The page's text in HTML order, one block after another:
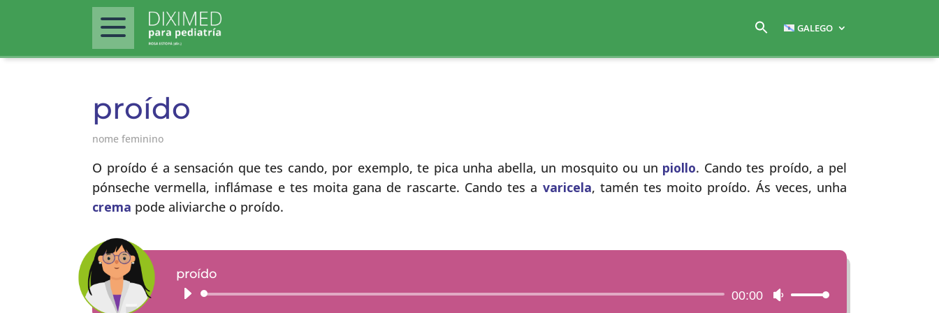
GALEGO
proído
nome feminino
O proído é a sensación que tes cando, por exemplo, te pica unha abella, un mosquito ou un piollo. Cando tes proído, a pel
pónseche vermella, inflámase e tes moita gana de rascarte. Cando tes a varicela, tamén tes moito proído. Ás veces, unha
crema pode aliviarche o proído.
proído
Reproductor
00:00
Utiliza